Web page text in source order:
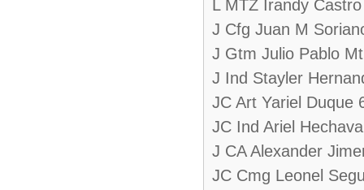
L MTZ Irandy
J Cfg Juan M
J Gtm Julio Pablo
J Ind Stayler
JC Art Yariel Duque
JC Ind Ariel
J CA Alexander
JC Cmg Leonel